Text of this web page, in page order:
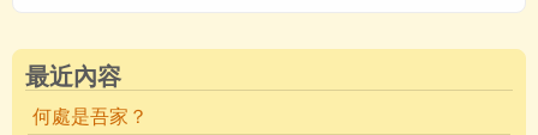
最近內容
何處是吾家？